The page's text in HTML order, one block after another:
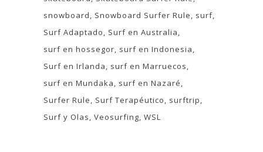
snowboard
Snowboard Surfer Rule
surf
Surf Adaptado
Surf en Australia
surf en hossegor surf en Indonesia
Surf en Irlanda
surf en Marruecos
surf en Mundaka
surf en Nazaré
Surfer Rule
Surf Terapéutico
surftrip
Surf y Olas Veosurfing WSL